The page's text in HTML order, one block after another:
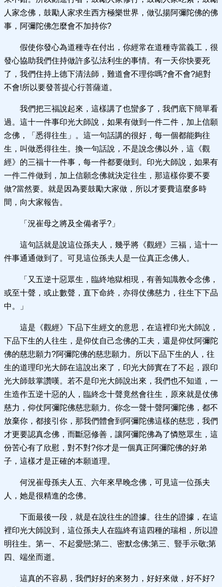
人家念佛，鼓勵人家求生西方極樂世界，做弘揚阿彌陀佛的佛
事，阿彌陀佛怎麼會不加持你?
假使你發心為道種寺在付出，你經常在道種寺當義工，很
發心協助我們住持做許多弘法利生的事情。有一天你快要死
了，我們住持上德下清法師，難道會不理你嗎?會不會?絕對
不會!所以要發菩提心行菩薩道。
我們把三福說起來，這樣講了也蠻多了，我們底下簡單看
過。這十一件事印光大師說，如果有做到一件二件，加上信願
念佛，「悉得往生」。這一句話講的很好，每一個都能夠往
生，叫做悉得往生。換一句話說，不是說念佛以外，這《觀
經》的三福十一件事，每一件都要做到。印光大師說，如果有
一件二件做到，加上信願念佛就決定往生，那這樣你要不要
做?當然要。就是因為要鼓勵大家做，所以才要費這麼多時
間，向大家報告。
「況崔母之將及全備者乎?」
這句話就是說這位孫夫人，幾乎將《觀經》三福，這十一
件事通通做到了。可見這位孫夫人是一位真正念佛人。
「又五逆十惡眾生，臨終地獄相現，有善知識教令念佛，
或至十聲，或止數聲，直下命終，亦得仗佛慈力，往生下下品
中。」
這是《觀經》下品下生經文的意思，在這裡印光大師說，
下品下生的人往生，是仰仗自己念佛的工夫，還是仰仗阿彌陀
佛的慈悲願力?阿彌陀佛的慈悲願力。所以下品下生的人，往
生的道理印光大師在這說出來了，印光大師實在了不起，跟印
光大師鼓掌讚嘆。若不是印光大師說出來，我們也不知道，一
生造作五逆十惡的人，臨終念十聲竟然會往生，原來就是仗佛
慈力，仰仗阿彌陀佛慈悲願力。你念一聲十聲阿彌陀佛，都不
放棄你，都接引你，那我們體會到阿彌陀佛這樣的慈悲，我們
才更要認真念佛，而斷惡修善，讓阿彌陀佛為了憐愍眾生，這
份苦心有了欣慰，對不對?你才是一個真正阿彌陀佛的好弟
子，這樣才是正確的本願道理。
何況崔母孫夫人五、六年來早晚念佛，可見這一位孫夫
人，她是很精進的念佛。
下面最後一段，就是在說往生的證據。往生的證據，在這
裡印光大師說到，這位孫夫人在臨終有這四種的瑞相，所以證
明往生。第一、不起愛戀;第二、密默念佛;第三、豎手示敬;第
四、端坐而逝。
這真的不容易，我們好好的來努力，好好來做，好不好?